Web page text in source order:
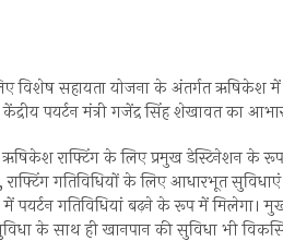
विशेष सहायता योजना के अंतर्गत
केंद्रीय पयर्टन मंत्री गजेंद्र सिंह शेखावत का
ऋषिकेश राफ्टिंग के लिए प्रमुख डेस्टिनेशन
गतिविधियों के लिए आधारभूत
गतिविधियां बढ़ने के रूप में मिलेगा।
के साथ ही खानपान की सुविधा भी